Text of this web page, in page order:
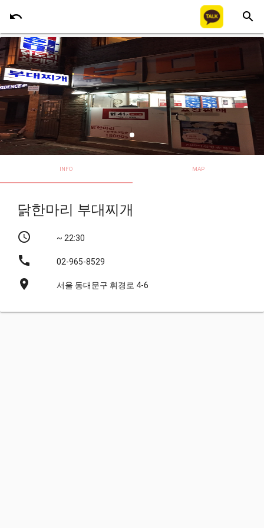
undo search
INFO MAP
닭한마리 부대찌개
schedule ~ 22:30
call 02-965-8529
place 서울 동대문구 휘경로 4-6